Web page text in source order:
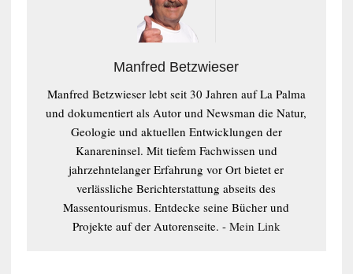
Manfred Betzwieser
Manfred Betzwieser lebt seit 30 Jahren auf La Palma
und dokumentiert als Autor und Newsman die Natur,
Geologie und aktuellen Entwicklungen der
Kanareninsel. Mit tiefem Fachwissen und
jahrzehntelanger Erfahrung vor Ort bietet er
verlässliche Berichterstattung abseits des
Massentourismus. Entdecke seine Bücher und
Projekte auf der Autorenseite. - Mein Link